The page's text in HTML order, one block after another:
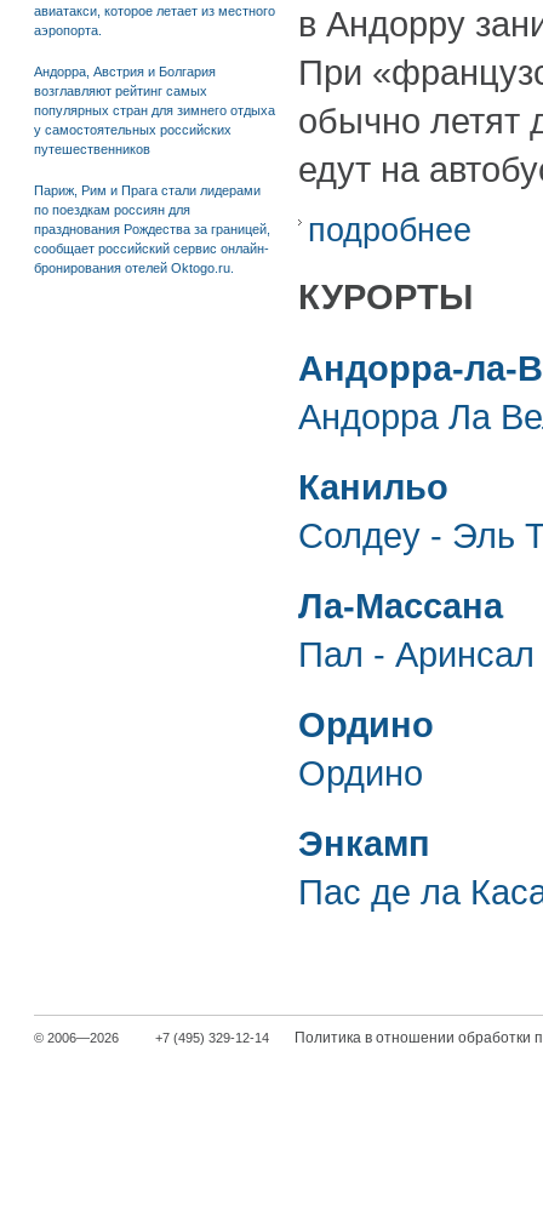
авиатакси, которое летает из местного
аэропорта.
Андорра, Австрия и Болгария
возглавляют рейтинг самых
популярных стран для зимнего отдыха
у самостоятельных российских
путешественников
Париж, Рим и Прага стали лидерами
по поездкам россиян для
празднования Рождества за границей,
сообщает российский сервис онлайн-
бронирования отелей Oktogo.ru.
в Андорру
При
обычно летят
едут на
подробнее
КУРОРТЫ
Андорра-ла-
Андорра Ла
Канильо
Солдеу - Эль
Ла-Массана
Пал - Аринсал
Ордино
Ордино
Энкамп
Пас де ла
© 2006—2026 +7 (495) 329-12-14 Политика в отношении обработки